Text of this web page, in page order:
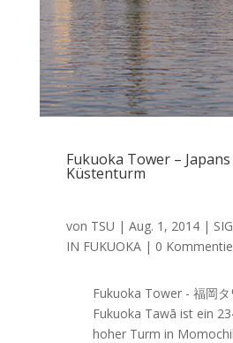
Fukuoka Tower –
Küstenturm
von TSU | Aug. 1, 2014|
IN FUKUOKA| 0
Fukuoka Tower - 福岡タ
Fukuoka Tawā ist ein
hoher Turm in